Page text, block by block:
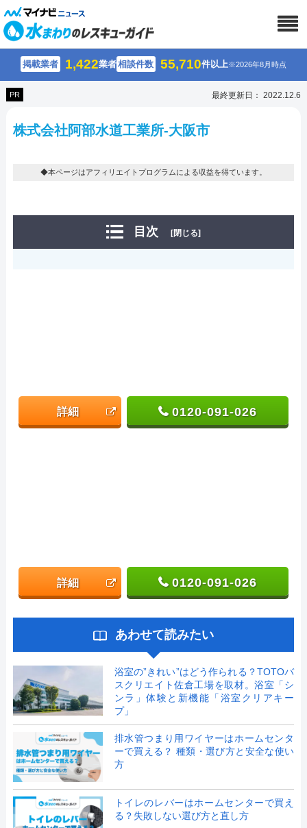
掲載業者 1,422業者相談件数 55,710件以上※2026年8月時点
PR 最終更新日： 2022.12.6
株式会社阿部水道工業所-大阪市
◆本ページはアフィリエイトプログラムによる収益を得ています。
目次 [閉じる]
詳細 0120-091-026
詳細 0120-091-026
あわせて読みたい
浴室の”きれい”はどう作られる？TOTOバ
スクリエイト佐倉工場を取材。浴室「シ
ンラ」体験と新機能「浴室クリアキー
プ」
排水管つまり用ワイヤーはホームセンタ
ーで買える？ 種類・選び方と安全な使い
方
トイレのレバーはホームセンターで買え
る？失敗しない選び方と直し方